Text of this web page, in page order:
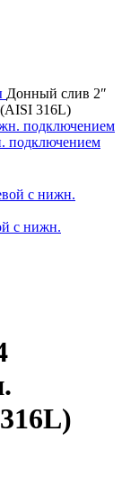
Донный слив 2″
316L)
подключением
с нижн.